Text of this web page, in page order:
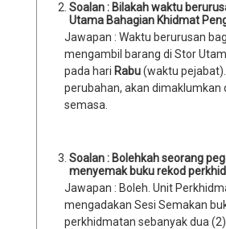
Soalan : Bilakah waktu
Utama Bahagian Khidmat
Jawapan : Waktu berurusan
mengambil barang di Stor
pada hari Rabu(waktu
perubahan, akan dimaklumkan
semasa.
Soalan : Bolehkah seorang
menyemak buku rekod
Jawapan : Boleh. Unit
mengadakan Sesi Semakan
perkhidmatan sebanyak dua